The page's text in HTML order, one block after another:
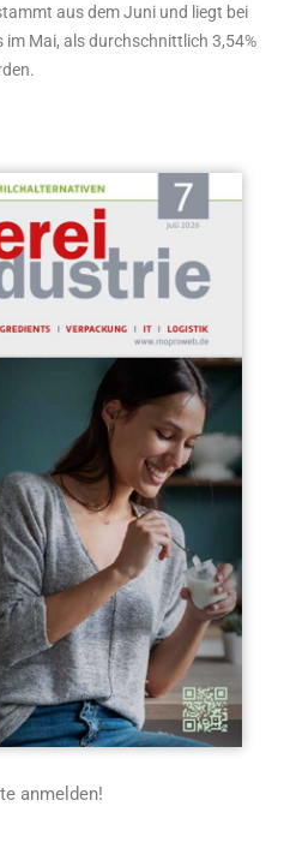
aus dem Juni und liegt bei
Mai, als durchschnittlich 3,54%
anmelden!